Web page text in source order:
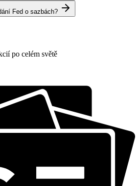
Fed o sazbách?
po celém světě